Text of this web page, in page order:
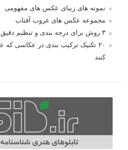
نمونه های زیبای عکس های مفهومی
مجموعه عکس های غروب آفتاب
۳ روش برای درجه بندی و تنظیم دقیق رنگ در فتوشاپ
۲۰ تکنیک ترکیب بندی در عکاسی
کنند